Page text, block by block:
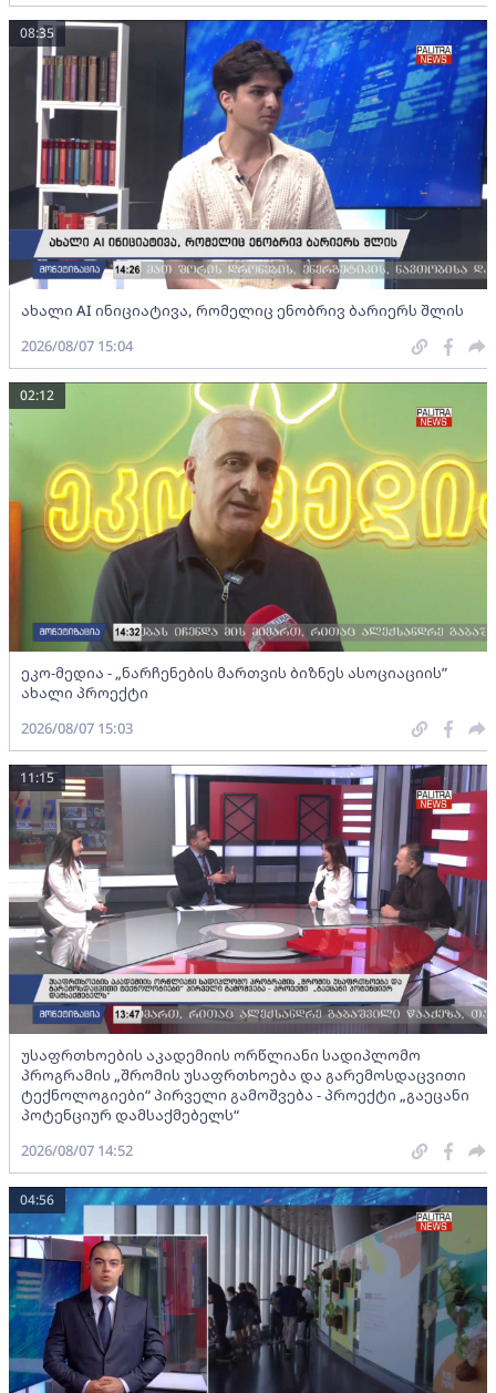
ახალი AI ინიციატივა, რომელიც ენობრივ ბარიერს შლის
08:35
2026/08/07 15:04
ეკო-მედია - „ნარჩენების მართვის ბიზნეს ასოციაციის”
ახალი პროექტი
02:12
2026/08/07 15:03
უსაფრთხოების აკადემიის ორწლიანი სადიპლომო
პროგრამის „შრომის უსაფრთხოება და გარემოსდაცვითი
ტექნოლოგიები“ პირველი გამოშვება - პროექტი „გაეცანი
პოტენციურ დამსაქმებელს“
11:15
2026/08/07 14:52
04:56